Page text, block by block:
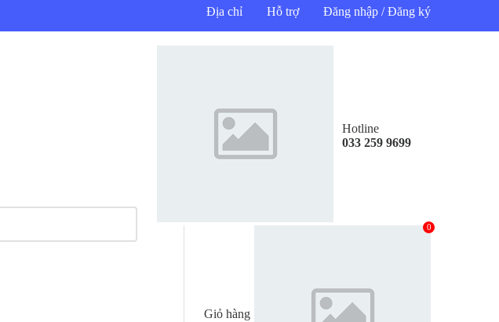
Địa chỉ Hỗ trợ Đăng nhập / Đăng ký
Hotline
033 259 9699
Giỏ hàng
0